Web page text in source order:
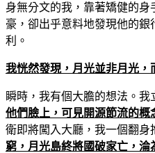
身無分文的我，靠著矯健的
豪，卻出乎意料地發現他的
利。
我恍然發現，月光並非月光，
瞬時，我有個大膽的想法。
他們臉上，可見開源節流的概
衛即將闖入大廳，我一個翻身
窮，月光島終將國破家亡，淪